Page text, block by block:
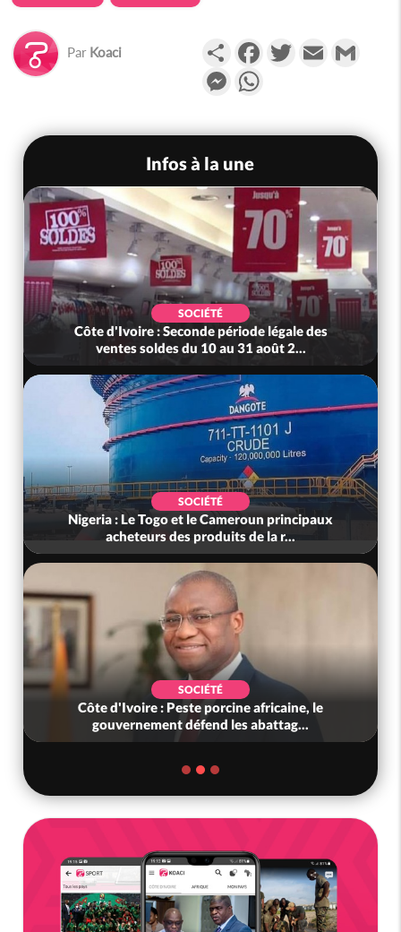
Par Koaci PartagerFacebookTwitterEmail
Messenger
Infos à la une
SOCIÉTÉ
Côte d'Ivoire : Seconde période légale des
ventes soldes du 10 au 31 août 2...
SOCIÉTÉ
Nigeria : Le Togo et le Cameroun principaux
acheteurs des produits de la r...
SOCIÉTÉ
Côte d'Ivoire : Peste porcine africaine, le
gouvernement défend les abattag...